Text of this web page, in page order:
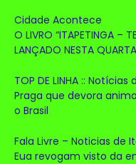
Cidade Acontece
O LIVRO “ITAPETINGA –
LANÇADO NESTA
TOP DE LINHA ::
Praga que devora
o Brasil
Fala Livre – Noticias de
Eua revogam visto da